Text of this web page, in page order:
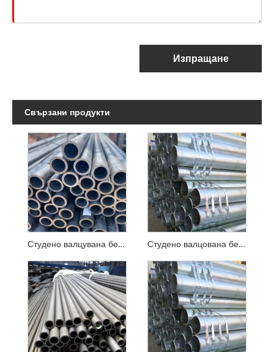
Изпращане
Свързани продукти
Студено валцувана безшевна стоманена тръба с ниско и средно налягане Студено валцована безшевна стоманена тръба под високо налягане